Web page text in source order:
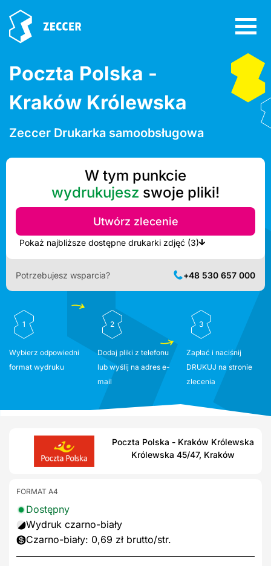
Poczta Polska -
Kraków Królewska
Zeccer Drukarka samoobsługowa
W tym punkcie
wydrukujesz swoje pliki!
Utwórz zlecenie
Pokaż najbliższe dostępne drukarki zdjęć (3)
Potrzebujesz wsparcia? +48 530 657 000
1
Wybierz odpowiedni
format wydruku
2
Dodaj pliki z telefonu
lub wyślij na adres e-
mail
3
Zapłać i naciśnij
DRUKUJ na stronie
zlecenia
Poczta Polska - Kraków Królewska
Królewska 45/47, Kraków
FORMAT A4
Dostępny
Wydruk czarno-biały
Czarno-biały: 0,69 zł brutto/str.